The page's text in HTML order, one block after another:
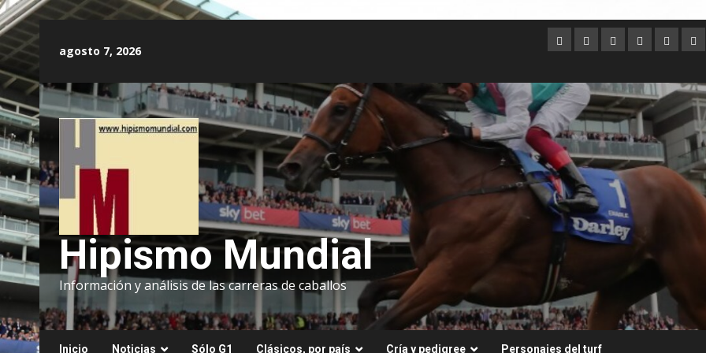
contenido
agosto 7, 2026
Argentina
AustraliaBrasilChileDubai
Hipismo Mundial
Información y análisis de las carreras de caballos
Inicio Noticias Sólo G1 Clásicos, por país Cría y pedigree Personajes del turf